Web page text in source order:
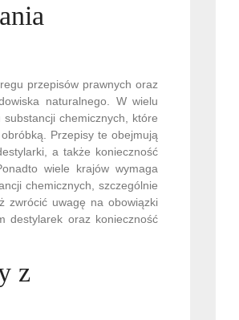
przepisów prawnych oraz
naturalnego. W wielu
chemicznych, które
Przepisy te obejmują
a także konieczność
wiele krajów wymaga
chemicznych, szczególnie
zwrócić uwagę na obowiązki
destylarek oraz konieczność
z